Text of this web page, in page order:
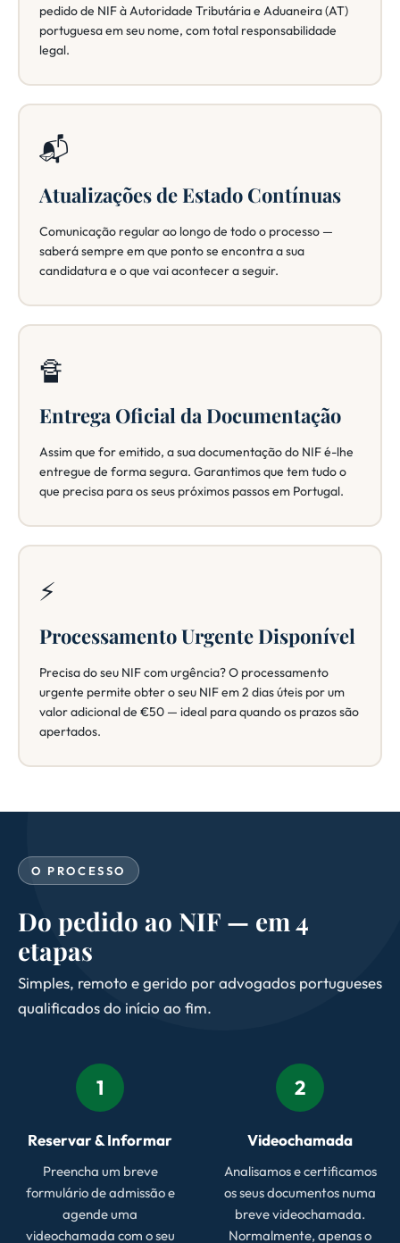
pedido de NIF à Autoridade Tributária e Aduaneira (AT)
portuguesa em seu nome, com total responsabilidade
legal.
📬
Atualizações de Estado Contínuas
Comunicação regular ao longo de todo o processo —
saberá sempre em que ponto se encontra a sua
candidatura e o que vai acontecer a seguir.
🔏
Entrega Oficial da Documentação
Assim que for emitido, a sua documentação do NIF é-lhe
entregue de forma segura. Garantimos que tem tudo o
que precisa para os seus próximos passos em Portugal.
⚡
Processamento Urgente Disponível
Precisa do seu NIF com urgência? O processamento
urgente permite obter o seu NIF em 2 dias úteis por um
valor adicional de €50 — ideal para quando os prazos são
apertados.
O PROCESSO
Do pedido ao NIF — em 4
etapas
Simples, remoto e gerido por advogados portugueses
qualificados do início ao fim.
1
Reservar & Informar
Preencha um breve
formulário de admissão e
agende uma
videochamada com o seu
2
Videochamada
Analisamos e certificamos
os seus documentos numa
breve videochamada.
Normalmente, apenas o